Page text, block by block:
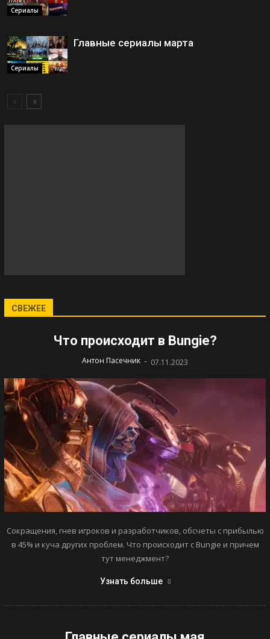
Сериалы
Сериалы
Главные сериалы марта
СВЕЖЕЕ
Что происходит в Bungie?
Антон Пасечник - 07.11.2023
Сокращения, гнев игроков и разработчиков, обсчеты с прибылью
в 45% и куча других проблем. Что происходит с Bungie и причем
тут менеджмент?
Узнать больше